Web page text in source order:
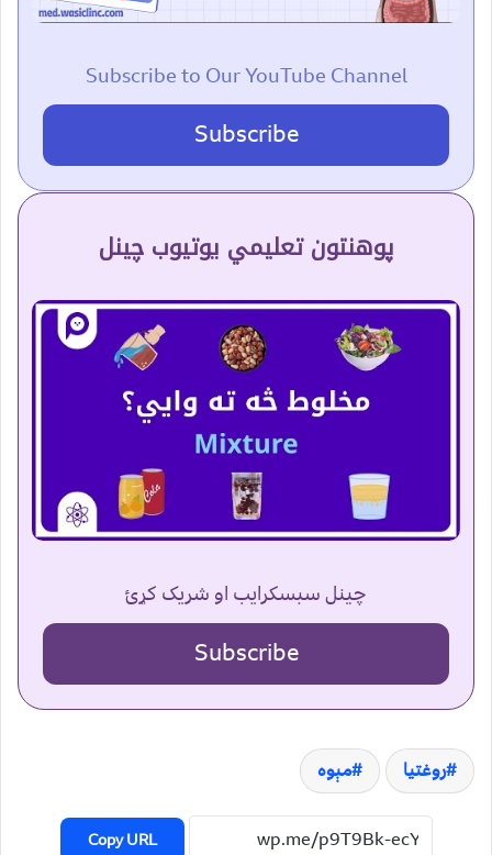
Subscribe to Our YouTube Channel
Subscribe
پوهنتون تعلیمي یوتیوب چینل
چینل سبسکرایب او شریک کړئ
Subscribe
روغتیا مېوه
Copy URL